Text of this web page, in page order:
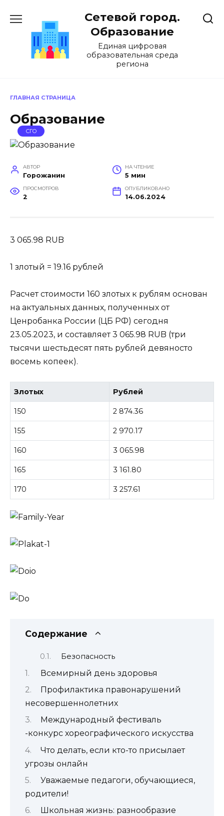
содержанию
Сетевой город.
Образование
Единая цифровая
образовательная среда
региона
ГЛАВНАЯ СТРАНИЦА
Образование
СГО
АВТОР
Горожанин
НА ЧТЕНИЕ
5 мин
ПРОСМОТРОВ
2
ОПУБЛИКОВАНО
14.06.2024
3 065.98 RUB
1 злотый = 19.16 рублей
Расчет стоимости 160 злотых к рублям основан
на актуальных данных, полученных от
Ценробанка России (ЦБ РФ) сегодня
23.05.2023, и составляет 3 065.98 RUB (три
тысячи шестьдесят пять рублей девяносто
восемь копеек).
Злотых Рублей
150 2 874.36
155 2 970.17
160 3 065.98
165 3 161.80
170 3 257.61
Содержание
Безопасность
Всемирный день здоровья
Профилактика правонарушений
несовершеннолетних
Международный фестиваль
-конкурс хореографического искусства
Что делать, если кто-то присылает
угрозы онлайн
Уважаемые педагоги, обучающиеся,
родители!
Школьная жизнь: разнообразие